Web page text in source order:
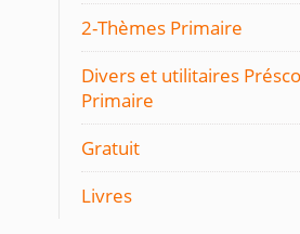
2-Thèmes Primaire
Divers et utilitaires
Primaire
Gratuit
Livres